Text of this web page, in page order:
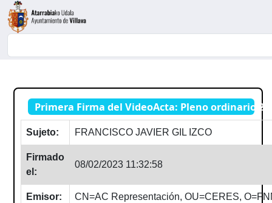
Buscador
Primera Firma del VideoActa: Pleno ordinario
Sujeto: FRANCISCO JAVIER GIL IZCO
Firmado
el:
08/02/2023 11:32:58
Emisor: CN=AC Representación, OU=CERES,